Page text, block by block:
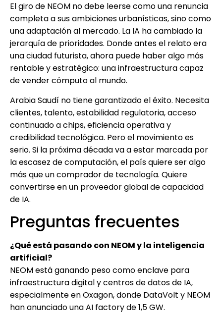
El giro de NEOM no debe leerse como una renuncia
completa a sus ambiciones urbanísticas, sino como
una adaptación al mercado. La IA ha cambiado la
jerarquía de prioridades. Donde antes el relato era
una ciudad futurista, ahora puede haber algo más
rentable y estratégico: una infraestructura capaz
de vender cómputo al mundo.
Arabia Saudí no tiene garantizado el éxito. Necesita
clientes, talento, estabilidad regulatoria, acceso
continuado a chips, eficiencia operativa y
credibilidad tecnológica. Pero el movimiento es
serio. Si la próxima década va a estar marcada por
la escasez de computación, el país quiere ser algo
más que un comprador de tecnología. Quiere
convertirse en un proveedor global de capacidad
de IA.
Preguntas frecuentes
¿Qué está pasando con NEOM y la inteligencia
artificial?
NEOM está ganando peso como enclave para
infraestructura digital y centros de datos de IA,
especialmente en Oxagon, donde DataVolt y NEOM
han anunciado una AI factory de 1,5 GW.